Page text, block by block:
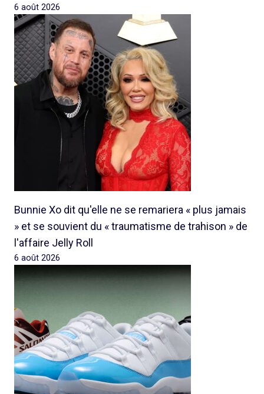
6 août 2026
Bunnie Xo dit qu'elle ne se remariera « plus jamais
» et se souvient du « traumatisme de trahison » de
l'affaire Jelly Roll
6 août 2026